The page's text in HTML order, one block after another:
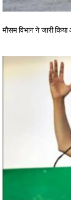
मौसम विभाग ने जारी